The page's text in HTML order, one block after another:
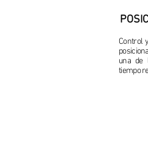
Control
una de
tiempo